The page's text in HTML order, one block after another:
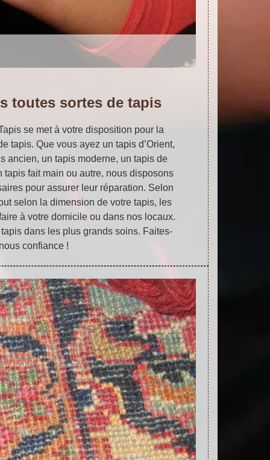
toutes sortes de tapis
se met à votre disposition pour la
tapis. Que vous ayez un tapis d’Orient,
ancien, un tapis moderne, un tapis de
tapis fait main ou autre, nous disposons
pour assurer leur réparation. Selon
selon la dimension de votre tapis, les
à votre domicile ou dans nos locaux.
dans les plus grands soins. Faites-
confiance !